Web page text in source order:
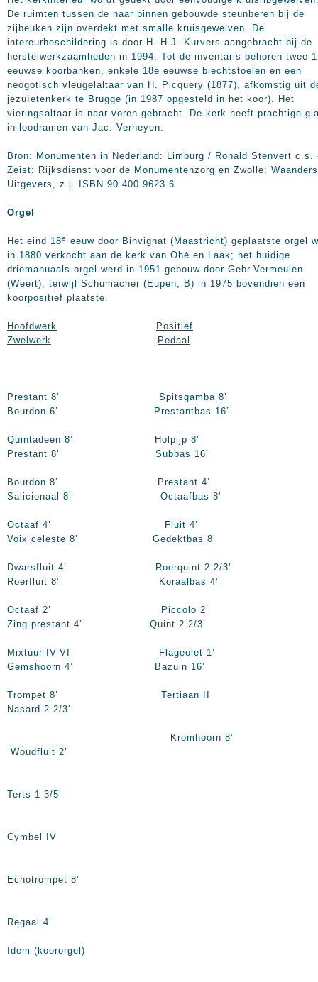
De ruimten tussen de naar binnen gebouwde steunberen bij de
zijbeuken zijn overdekt met smalle kruisgewelven. De
intereurbeschildering is door H..H.J. Kurvers aangebracht bij de
herstelwerkzaamheden in 1994. Tot de inventaris behoren twee
eeuwse koorbanken, enkele 18e eeuwse biechtstoelen en een
neogotisch vleugelaltaar van H. Picquery (1877), afkomstig uit
jezuïetenkerk te Brugge (in 1987 opgesteld in het koor). Het
vieringsaltaar is naar voren gebracht. De kerk heeft prachtige
in-loodramen van Jac. Verheyen.
Bron: Monumenten in Nederland: Limburg / Ronald Stenvert c.s.
Zeist: Rijksdienst voor de Monumentenzorg en Zwolle: Waanders
Uitgevers, z.j. ISBN 90 400 9623 6
Orgel
Het eind 18e
eeuw door Binvignat (Maastricht) geplaatste orgel
in 1880 verkocht aan de kerk van Ohé en Laak; het huidige
driemanuaals orgel werd in 1951 gebouw door Gebr.Vermeulen
(Weert), terwijl Schumacher (Eupen, B) in 1975 bovendien een
koorpositief plaatste.
Hoofdwerk
Positief
Zwelwerk
Pedaal
Prestant 8’ Spitsgamba 8’
Bourdon 6’ Prestantbas 16’
Quintadeen 8’ Holpijp 8’
Prestant 8’ Subbas 16’
Bourdon 8’ Prestant 4’
Salicionaal 8’ Octaafbas 8’
Octaaf 4’ Fluit 4’
Voix celeste 8’ Gedektbas 8’
Dwarsfluit 4’ Roerquint 2 2/3’
Roerfluit 8’ Koraalbas 4’
Octaaf 2’ Piccolo 2’
Zing.prestant 4’ Quint 2 2/3’
Mixtuur IV-VI Flageolet 1’
Gemshoorn 4’ Bazuin 16’
Trompet 8’ Tertiaan II
Nasard 2 2/3’
Kromhoorn 8’
Woudfluit 2’
Terts 1 3/5’
Cymbel IV
Echotrompet 8’
Regaal 4’
Idem (koororgel)